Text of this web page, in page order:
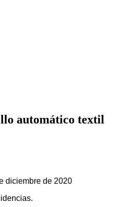
automático textil
diciembre de 2020